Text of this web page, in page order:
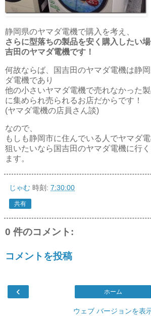
静岡県のヤマダ電機で購入を考え、
さらに型落ちの製品を安く購入したい
吉田のヤマダ電機です！
何故ならば、国吉田のヤマダ電機は静
ダ電機であり
他の小さいヤマダ電機で売れなかった
に集められ売られるお店だからです！
(ヤマダ電機の店員さん談)
なので、
もしも静岡市に住んでいる人でヤマダ
狙いたいなら国吉田のヤマダ電機に行
ます。
じゃむ 時刻: 7:30:00
共有
0 件のコメント:
コメントを投稿
‹ ホーム
ウェブ バージョンを表